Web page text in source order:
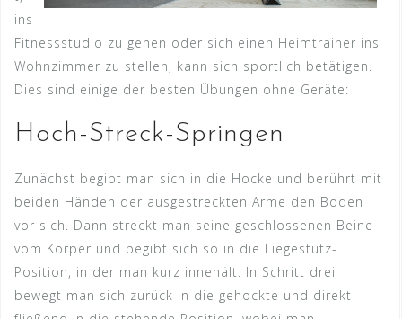
ins
Fitnessstudio zu gehen oder sich einen Heimtrainer ins
Wohnzimmer zu stellen, kann sich sportlich betätigen.
Dies sind einige der besten Übungen ohne Geräte:
Hoch-Streck-Springen
Zunächst begibt man sich in die Hocke und berührt mit
beiden Händen der ausgestreckten Arme den Boden
vor sich. Dann streckt man seine geschlossenen Beine
vom Körper und begibt sich so in die Liegestütz-
Position, in der man kurz innehält. In Schritt drei
bewegt man sich zurück in die gehockte und direkt